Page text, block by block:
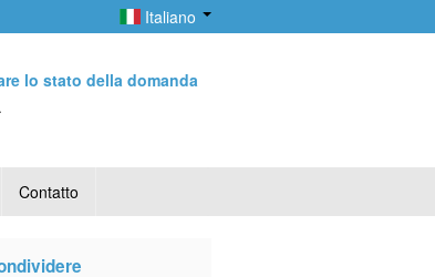
Italiano
lo stato della domanda
Contatto